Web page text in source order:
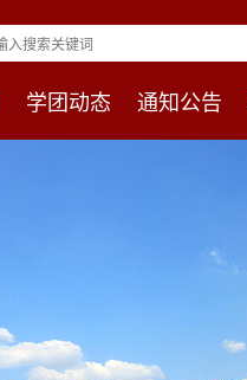
学团动态 通知公告